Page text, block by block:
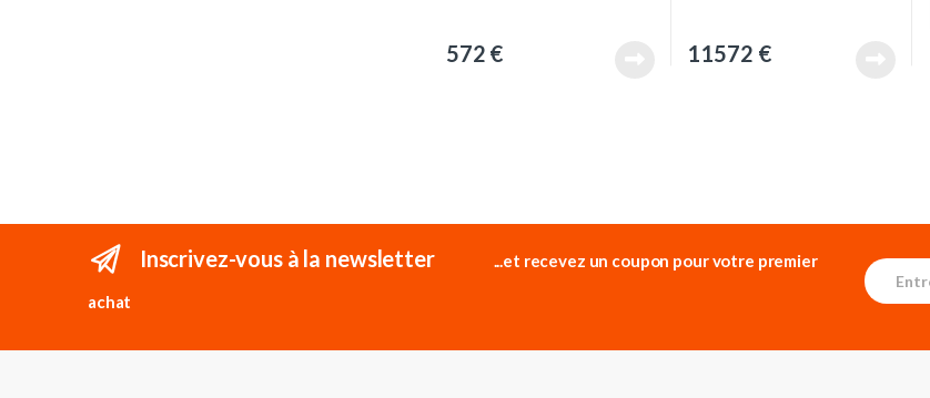
572 € 11572 €
Inscrivez-vous à la newsletter ...et recevez un coupon pour votre premier
achat
E
m
l
E
m
l